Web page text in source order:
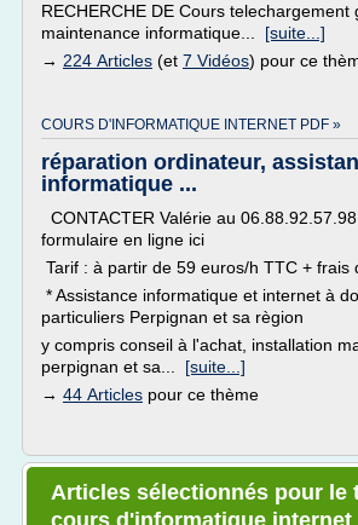
RECHERCHE DE Cours telechargement
maintenance informatique... [suite...]
→ 224 Articles (et 7 Vidéos) pour ce
COURS D'INFORMATIQUE INTERNET PDF »
réparation ordinateur,
informatique ...
CONTACTER Valérie au
formulaire en ligne ici
Tarif : à partir de 59 euros/h TTC + frais
* Assistance informatique et internet à
particuliers Perpignan et sa règion
y compris conseil à l'achat, installation
perpignan et sa... [suite...]
→ 44 Articles pour ce thème
Articles sélectionnés pour le
cours d'informatique internet